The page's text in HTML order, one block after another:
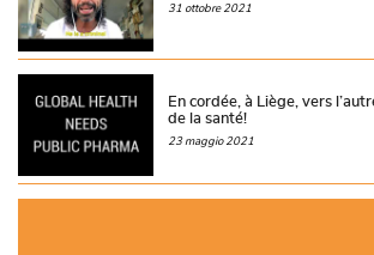
31 ottobre 2021
En cordée, à Liège, vers
de la santé!
23 maggio 2021